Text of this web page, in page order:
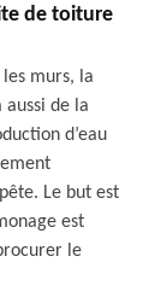
de toiture
murs, la
de la
d’eau
Le but est
est
le